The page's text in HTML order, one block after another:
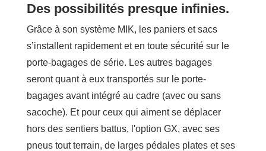
Des possibilités presque infinies.
Grâce à son système MIK, les paniers et sacs
s’installent rapidement et en toute sécurité sur le
porte-bagages de série. Les autres bagages
seront quant à eux transportés sur le porte-
bagages avant intégré au cadre (avec ou sans
sacoche). Et pour ceux qui aiment se déplacer
hors des sentiers battus, l'option GX, avec ses
pneus tout terrain, de larges pédales plates et ses